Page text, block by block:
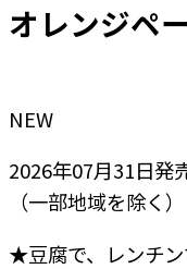
オレンジペ
NEW
2026年07月31日発
（一部地域を除く）
★豆腐で、レンチン